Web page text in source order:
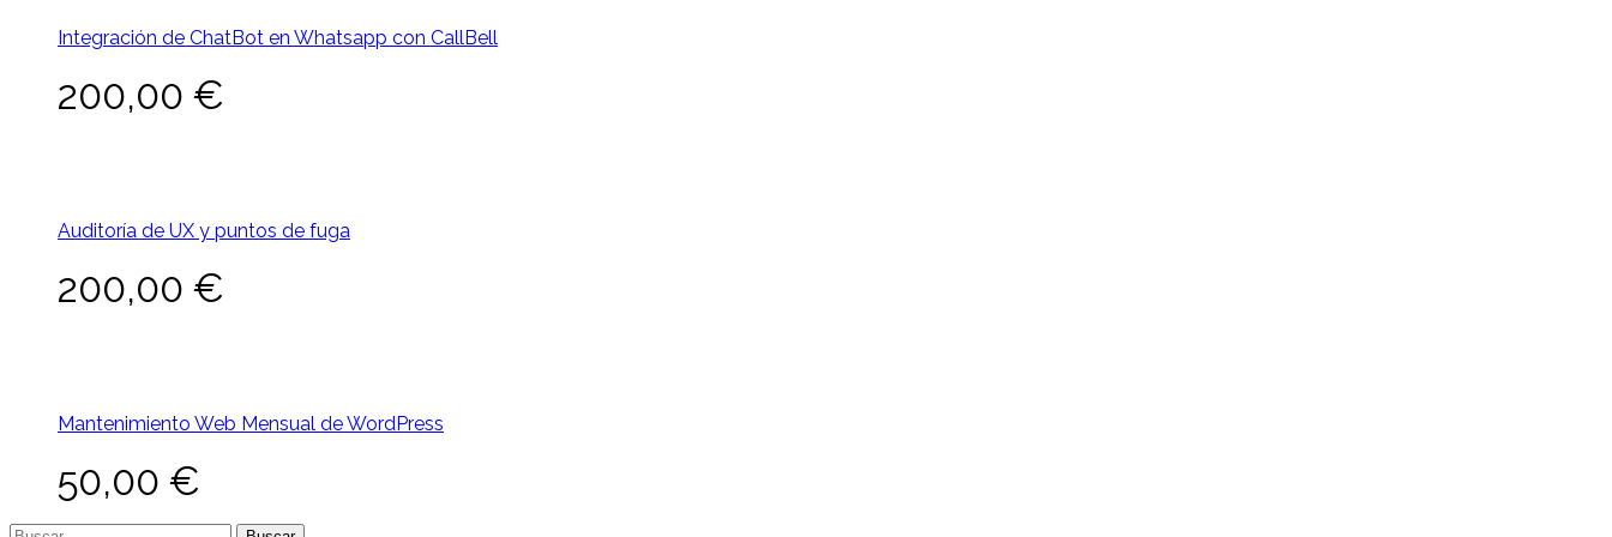
Integración de ChatBot en Whatsapp con CallBell
200,00 €
Auditoría de UX y puntos de fuga
200,00 €
Mantenimiento Web Mensual de WordPress
50,00 €